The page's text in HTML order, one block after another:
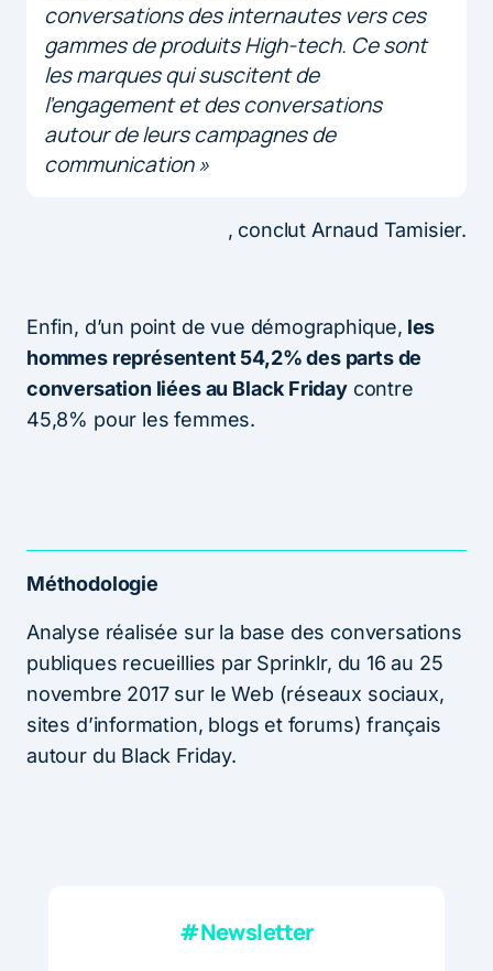
conversations des internautes vers ces
gammes de produits High-tech. Ce sont
les marques qui suscitent de
l’engagement et des conversations
autour de leurs campagnes de
communication »
, conclut Arnaud Tamisier.
Enfin, d’un point de vue démographique, les
hommes représentent 54,2% des parts de
conversation liées au Black Fridaycontre
45,8% pour les femmes.
Méthodologie
Analyse réalisée sur la base des conversations
publiques recueillies par Sprinklr, du 16 au 25
novembre 2017 sur le Web (réseaux sociaux,
sites d’information, blogs et forums) français
autour du Black Friday.
#Newsletter